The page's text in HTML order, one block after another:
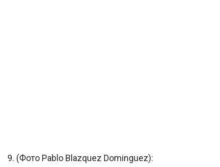
9. (Фото Pablo Blazquez Dominguez):